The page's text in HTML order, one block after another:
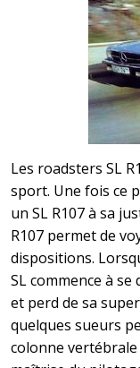
Les roadsters SL
sport. Une fois ce
un SL R107 à sa
R107 permet de
dispositions.
SL commence à
et perd de sa
quelques sueurs
colonne